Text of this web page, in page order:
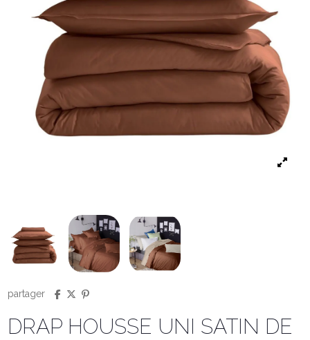
partager
DRAP HOUSSE UNI SATIN DE